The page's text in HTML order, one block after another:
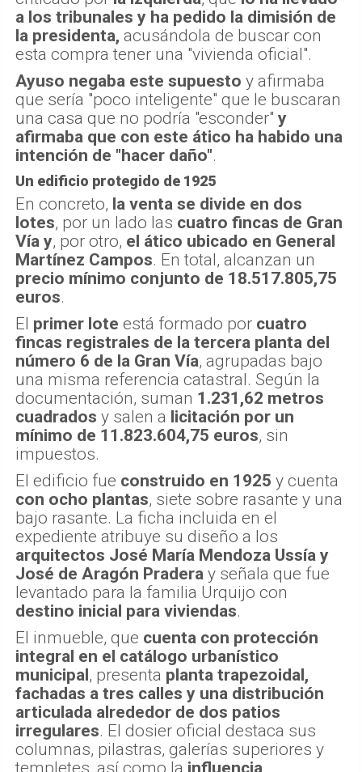
a los tribunales y ha pedido la dimisión de
la presidenta, acusándola de buscar con
esta compra tener una "vivienda oficial".
Ayuso negaba este supuesto y afirmaba
que sería "poco inteligente" que le buscaran
una casa que no podría "esconder" y
afirmaba que con este ático ha habido una
intención de "hacer daño".
Un edificio protegido de 1925
En concreto, la venta se divide en dos
lotes, por un lado las cuatro fincas de Gran
Vía y, por otro, el ático ubicado en General
Martínez Campos. En total, alcanzan un
precio mínimo conjunto de 18.517.805,75
euros.
El primer lote está formado por cuatro
fincas registrales de la tercera planta del
número 6 de la Gran Vía, agrupadas bajo
una misma referencia catastral. Según la
documentación, suman 1.231,62 metros
cuadrados y salen a licitación por un
mínimo de 11.823.604,75 euros, sin
impuestos.
El edificio fue construido en 1925 y cuenta
con ocho plantas, siete sobre rasante y una
bajo rasante. La ficha incluida en el
expediente atribuye su diseño a los
arquitectos José María Mendoza Ussía y
José de Aragón Pradera y señala que fue
levantado para la familia Urquijo con
destino inicial para viviendas.
El inmueble, que cuenta con protección
integral en el catálogo urbanístico
municipal, presenta planta trapezoidal,
fachadas a tres calles y una distribución
articulada alrededor de dos patios
irregulares. El dosier oficial destaca sus
columnas, pilastras, galerías superiores y
templetes, así como la influencia